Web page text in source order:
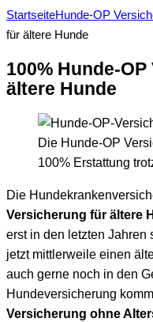
StartseiteHunde-OP
für ältere Hunde
100% Hunde-
ältere Hunde
Die Hunde-OP
100% Erstattung
Die
Versicherung für ältere
erst in den letzten Jahren
jetzt mittlerweile einen
auch gerne noch in den
Hundeversicherung
Versicherung ohne